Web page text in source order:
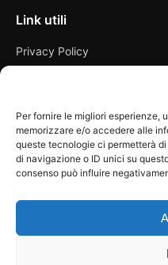
Per fornire le migliori esperienze,
memorizzare e/o accedere alle
queste tecnologie ci permetterà
di navigazione o ID unici su
consenso può influire
Link utili
Privacy Policy
Cookie Policy
FAQ
La Bottega dei Desideri di D’Avascio
Pagamenti gestiti tramite